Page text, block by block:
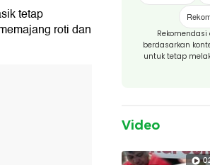
tetap
roti dan
berdasarkan
untuk tetap
Video